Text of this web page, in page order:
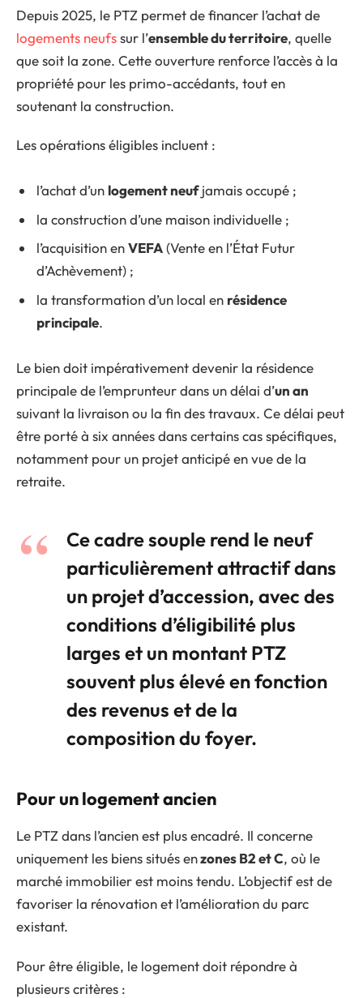
Depuis 2025, le PTZ permet de financer l’achat de
logements neufssur l’ensemble du territoire, quelle
que soit la zone. Cette ouverture renforce l’accès à la
propriété pour les primo-accédants, tout en
soutenant la construction.
Les opérations éligibles incluent :
l’achat d’un logement neufjamais occupé ;
la construction d’une maison individuelle ;
l’acquisition enVEFA(Vente en l’État Futur
d’Achèvement) ;
la transformation d’un local en résidence
principale.
Le bien doit impérativement devenir la résidence
principale de l’emprunteur dans un délai d’un an
suivant la livraison ou la fin des travaux. Ce délai peut
être porté à six années dans certains cas spécifiques,
notamment pour un projet anticipé en vue de la
retraite.
Ce cadre souple rend le neuf
particulièrement attractif dans
un projet d’accession, avec des
conditions d’éligibilité plus
larges et un montant PTZ
souvent plus élevé en fonction
des revenus et de la
composition du foyer.
Pour un logement ancien
Le PTZ dans l’ancien est plus encadré. Il concerne
uniquement les biens situés enzones B2 et C, où le
marché immobilier est moins tendu. L’objectif est de
favoriser la rénovation et l’amélioration du parc
existant.
Pour être éligible, le logement doit répondre à
plusieurs critères :